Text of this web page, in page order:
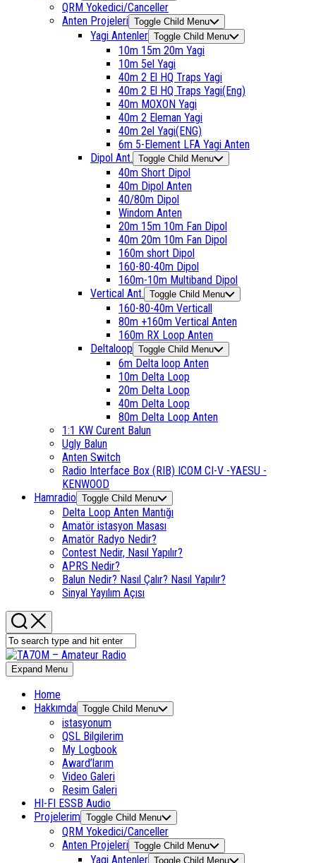
QRM Yokedici/Canceller
Anten Projeleri Toggle Child Menu
Yagi Antenler Toggle Child Menu
10m 15m 20m Yagi
10m 5el Yagi
40m 2 El HQ Traps Yagi
40m 2 El HQ Traps Yagi(Eng)
40m MOXON Yagi
40m 2 Eleman Yagi
40m 2el Yagi(ENG)
6m 5-Element LFA Yagi Anten
Dipol Ant. Toggle Child Menu
40m Short Dipol
40m Dipol Anten
40/80m Dipol
Windom Anten
20m 15m 10m Fan Dipol
40m 20m 10m Fan Dipol
160m short Dipol
160-80-40m Dipol
160m-10m Multiband Dipol
Vertical Ant. Toggle Child Menu
160-80-40m Verticall
80m +160m Vertical Anten
160m RX Loop Anten
Deltaloop Toggle Child Menu
6m Delta loop Anten
10m Delta Loop
20m Delta Loop
40m Delta Loop
80m Delta Loop Anten
1:1 KW Curent Balun
Ugly Balun
Anten Switch
Radio Interface Box (RIB) ICOM CI-V -YAESU -
KENWOOD
Hamradio Toggle Child Menu
Delta Loop Anten Mantığı
Amatör istasyon Masası
Amatör Radyo Nedir?
Contest Nedir, Nasıl Yapılır?
APRS Nedir?
Balun Nedir? Nasıl Çalır? Nasıl Yapılır?
Sinyal Yayılım Açısı
Expand Menu
Home
Hakkımda Toggle Child Menu
istasyonum
QSL Bilgilerim
My Logbook
Award’larım
Video Galeri
Resim Galeri
HI-FI ESSB Audio
Projelerim Toggle Child Menu
QRM Yokedici/Canceller
Anten Projeleri Toggle Child Menu
Yagi Antenler Toggle Child Menu